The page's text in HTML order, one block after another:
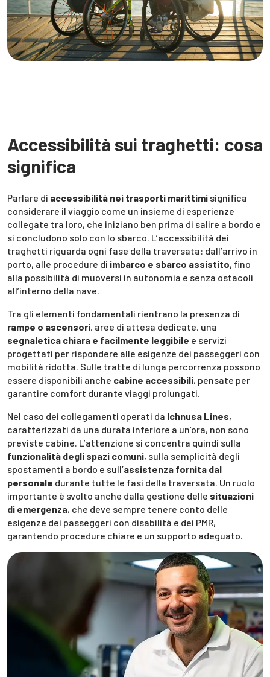
Accessibilità sui traghetti: cosa
significa
Parlare di accessibilità nei trasporti marittimi significa
considerare il viaggio come un insieme di esperienze
collegate tra loro, che iniziano ben prima di salire a bordo e
si concludono solo con lo sbarco. L’accessibilità dei
traghetti riguarda ogni fase della traversata: dall’arrivo in
porto, alle procedure di imbarco e sbarco assistito, fino
alla possibilità di muoversi in autonomia e senza ostacoli
all’interno della nave.
Tra gli elementi fondamentali rientrano la presenza di
rampe o ascensori, aree di attesa dedicate, una
segnaletica chiara e facilmente leggibile e servizi
progettati per rispondere alle esigenze dei passeggeri con
mobilità ridotta. Sulle tratte di lunga percorrenza possono
essere disponibili anche cabine accessibili, pensate per
garantire comfort durante viaggi prolungati.
Nel caso dei collegamenti operati da Ichnusa Lines,
caratterizzati da una durata inferiore a un’ora, non sono
previste cabine. L’attenzione si concentra quindi sulla
funzionalità degli spazi comuni, sulla semplicità degli
spostamenti a bordo e sull’assistenza fornita dal
personale durante tutte le fasi della traversata. Un ruolo
importante è svolto anche dalla gestione delle situazioni
di emergenza, che deve sempre tenere conto delle
esigenze dei passeggeri con disabilità e dei PMR,
garantendo procedure chiare e un supporto adeguato.